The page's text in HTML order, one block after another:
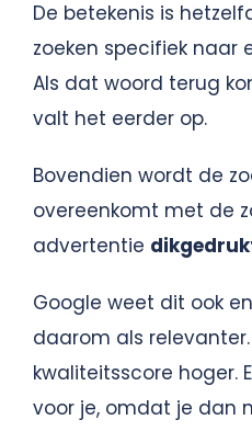
De betekenis is
zoeken specifiek naar
Als dat woord terug
valt het eerder op.
Bovendien wordt de
overeenkomt met de
advertentie
Google weet dit ook
daarom als
kwaliteitsscore hoger.
voor je, omdat je dan